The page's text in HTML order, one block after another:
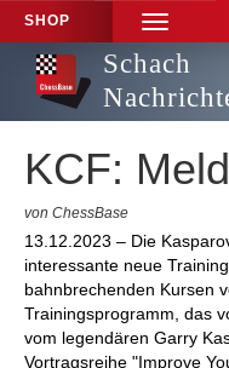
SHOP
TOGGLE
Schach
KCF:
von ChessBase
13.12.2023 – Die
interessante neue
bahnbrechenden Kursen
Trainingsprogramm, das
vom legendären Garry
Vortragsreihe "Improve